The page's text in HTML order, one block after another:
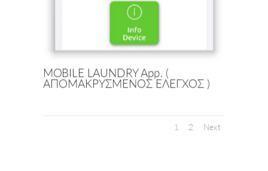
MOBILE LAUNDRY App. (
ΑΠΟΜΑΚΡΥΣΜΕΝΟΣ ΕΛΕΓΧΟΣ )
1 2 Next